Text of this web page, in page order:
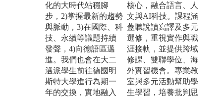
化的大時代站穩腳
步，2)掌握最新的趨勢
與脈動，3)在國際、科
技、永續等議題持續
發聲，4)向德語區邁
進。我們也會在大二
選派學生前往德國明
斯特大學進行為期一
年的交換，實地融入
核心，融合語言、人
文與AI科技。課程涵
蓋聽說讀寫譯及多元
選修，重視實作與職
涯接軌，並提供跨域
修課、雙聯學位、海
外實習機會。專業教
室與多元活動幫助學
生學習，培養批判思